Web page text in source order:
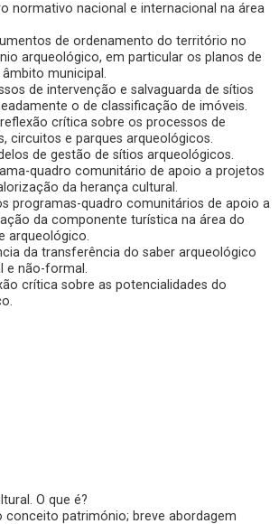
normativo nacional e internacional na área
de ordenamento do território no
arqueológico, em particular os planos de
municipal.
de intervenção e salvaguarda de sítios
o de classificação de imóveis.
crítica sobre os processos de
circuitos e parques arqueológicos.
de gestão de sítios arqueológicos.
quadro comunitário de apoio a projetos
da herança cultural.
programas-quadro comunitários de apoio a
da componente turística na área do
arqueológico.
da transferência do saber arqueológico
e não-formal.
crítica sobre as potencialidades do
O que é?
conceito património; breve abordagem